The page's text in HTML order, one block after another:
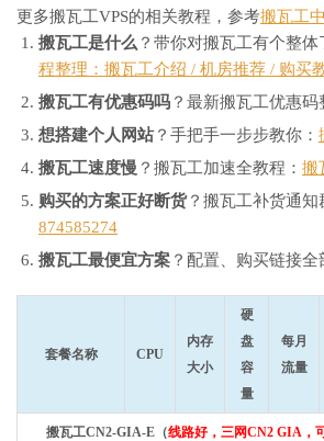
更多搬瓦工VPS的相关教程，参考搬瓦工
搬瓦工是什么 ？带你对搬瓦工有个整体
程整理：搬瓦工介绍 / 机房推荐 / 购买
搬瓦工有优惠码吗 ？最新搬瓦工优惠码
想搭建个人网站？手把手一步步教你：
搬瓦工速度慢 ？搬瓦工加速全教程： 搬
购买的方案正好断货？搬瓦工补货通知
874585274
搬瓦工最便宜方案 ？配置、购买链接全
套餐名称 CPU
内存
大小
硬
盘
容
量
每月
流量
搬瓦工CN2-GIA-E（线路好，三网CN2 GIA，